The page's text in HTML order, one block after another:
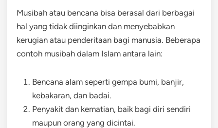
Musibah atau bencana bisa berasal dari berbagai
hal yang tidak diinginkan dan menyebabkan
kerugian atau penderitaan bagi manusia. Beberapa
contoh musibah dalam Islam antara lain:
Bencana alam seperti gempa bumi, banjir,
kebakaran, dan badai.
Penyakit dan kematian, baik bagi diri sendiri
maupun orang yang dicintai.